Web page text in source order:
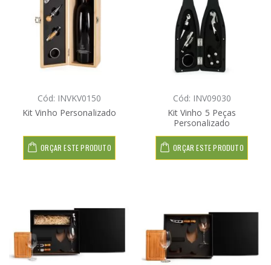
Cód: INVKV0150
Kit Vinho Personalizado
ORÇAR ESTE PRODUTO
Cód: INV09030
Kit Vinho 5 Peças
Personalizado
ORÇAR ESTE PRODUTO